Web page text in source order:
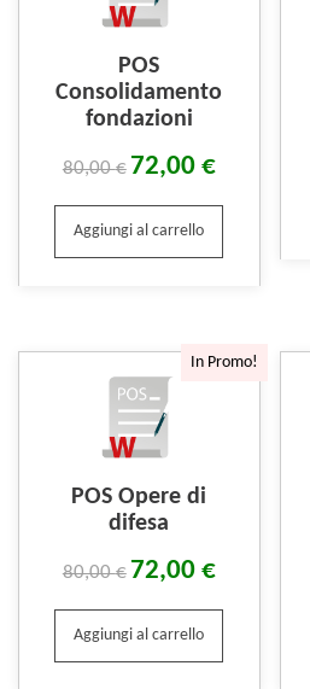
POS
Consolidamento
fondazioni
80,00€ 72,00 €
Aggiungi al carrello
In Promo!
POS Opere di
difesa
80,00€ 72,00 €
Aggiungi al carrello